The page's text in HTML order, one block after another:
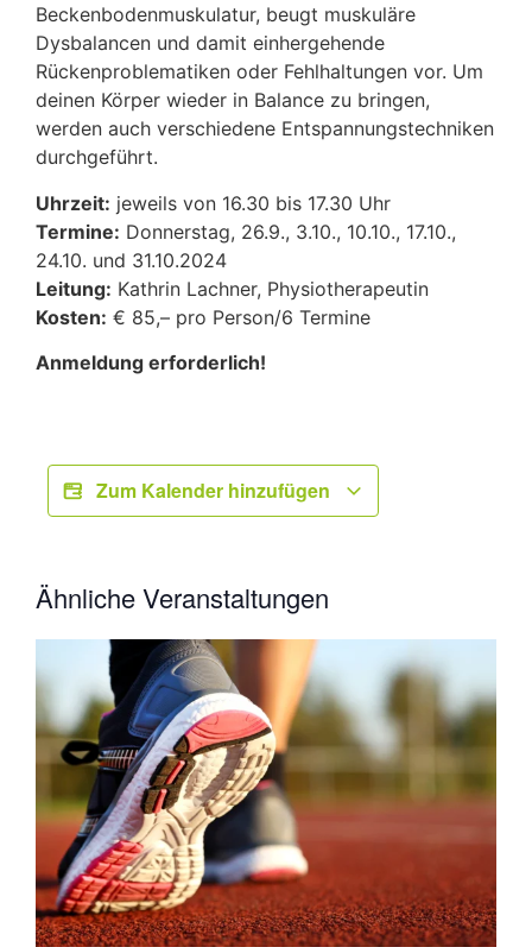
Beckenbodenmuskulatur, beugt muskuläre
Dysbalancen und damit einhergehende
Rückenproblematiken oder Fehlhaltungen vor. Um
deinen Körper wieder in Balance zu bringen,
werden auch verschiedene Entspannungstechniken
durchgeführt.
Uhrzeit: jeweils von 16.30 bis 17.30 Uhr
Termine: Donnerstag, 26.9., 3.10., 10.10., 17.10.,
24.10. und 31.10.2024
Leitung: Kathrin Lachner, Physiotherapeutin
Kosten: € 85,– pro Person/6 Termine
Anmeldung erforderlich!
Zum Kalender hinzufügen
Ähnliche Veranstaltungen